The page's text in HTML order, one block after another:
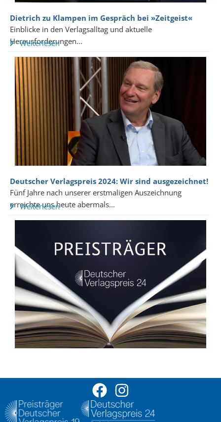
Dietrich zu Klampen im Gespräch bei »Zeitgeist«
Einblicke in den Verlagsalltag und aktuelle
Herausforderungen...
Weiterlesen
Deutscher Verlagspreis 2024: Wir sind ausgezeichnet!
Fünf Jahre nach unserer erstmaligen Auszeichnung
erreichte uns heute abermals...
Weiterlesen